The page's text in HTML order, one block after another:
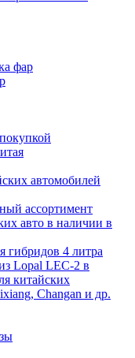
фар
автомобилей
ассортимент
авто в наличии в
гибридов 4 литра
Lopal LEC-2 в
китайских
Changan и др.